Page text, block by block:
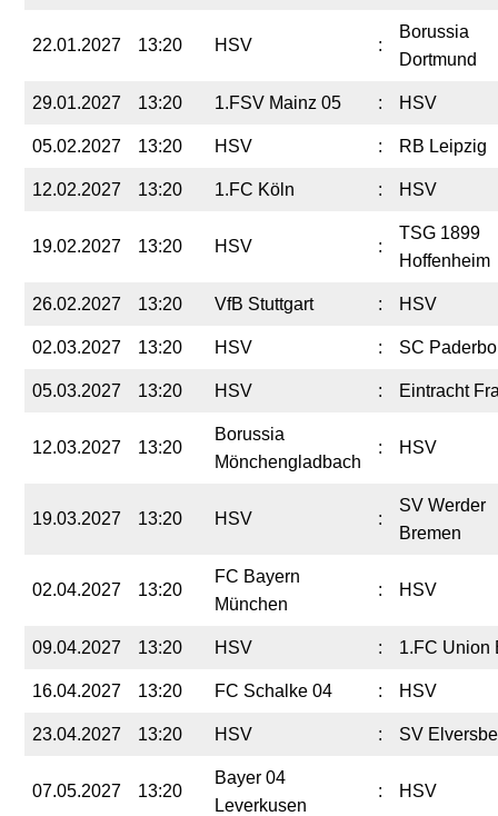
22.01.2027 13:20 HSV :
Borussia
Dortmund
29.01.2027 13:20 1.FSV Mainz 05 : HSV
05.02.2027 13:20 HSV : RB Leipzig
12.02.2027 13:20 1.FC Köln : HSV
19.02.2027 13:20 HSV :
TSG 1899
Hoffenheim
26.02.2027 13:20 VfB Stuttgart : HSV
02.03.2027 13:20 HSV : SC
05.03.2027 13:20 HSV : Eintracht
12.03.2027 13:20
Borussia
Mönchengladbach
: HSV
19.03.2027 13:20 HSV :
SV Werder
Bremen
02.04.2027 13:20
FC Bayern
München
: HSV
09.04.2027 13:20 HSV : 1.FC Union
16.04.2027 13:20 FC Schalke 04 : HSV
23.04.2027 13:20 HSV : SV
07.05.2027 13:20
Bayer 04
Leverkusen
: HSV